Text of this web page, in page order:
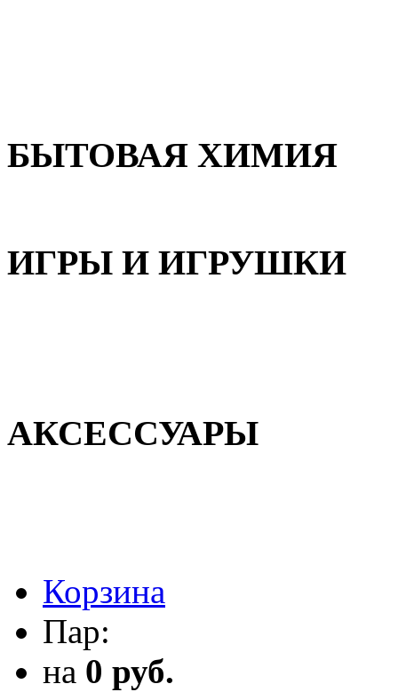
БЫТОВАЯ ХИМИЯ
ИГРЫ И ИГРУШКИ
АКСЕССУАРЫ
Корзина
Пар:
на 0 руб.